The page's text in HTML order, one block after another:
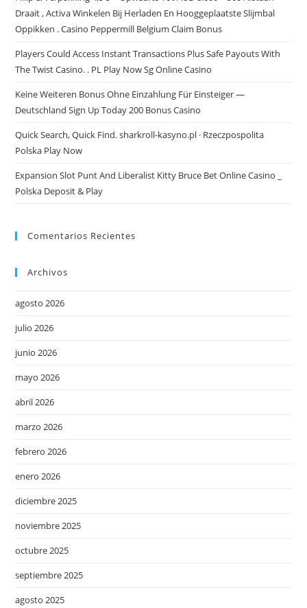
Draait , Activa Winkelen Bij Herladen En Hooggeplaatste Slijmbal
Oppikken . Casino Peppermill Belgium Claim Bonus
Players Could Access Instant Transactions Plus Safe Payouts With
The Twist Casino. . PL Play Now Sg Online Casino
Keine Weiteren Bonus Ohne Einzahlung Für Einsteiger —
Deutschland Sign Up Today 200 Bonus Casino
Quick Search, Quick Find. sharkroll-kasyno.pl · Rzeczpospolita
Polska Play Now
Expansion Slot Punt And Liberalist Kitty Bruce Bet Online Casino _
Polska Deposit & Play
Comentarios Recientes
Archivos
agosto 2026
julio 2026
junio 2026
mayo 2026
abril 2026
marzo 2026
febrero 2026
enero 2026
diciembre 2025
noviembre 2025
octubre 2025
septiembre 2025
agosto 2025